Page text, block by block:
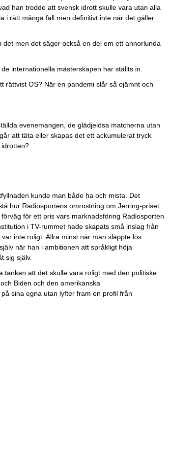
han trodde att svensk idrott skulle vara utan alla
i rätt många fall men definitivt inte när det gäller
men det säger också en del om ett annorlunda
internationella mästerskapen har ställts in.
rättvist OS? När en pandemi slår så ojämnt och
evenemangen, de glädjelösa matcherna utan
att täta eller skapas det ett ackumulerat tryck
kunde man både ha och mista. Det
hur Radiosportens omröstning om Jerring-priset
för ett pris vars marknadsföring Radiosporten
i TV-rummet hade skapats små inslag från
inte roligt. Allra minst när man släppte lös
när han i ambitionen att språkligt höja
sig själv.
tanken att det skulle vara roligt med den politiske
Biden och den amerikanska
sina egna utan lyfter fram en profil från